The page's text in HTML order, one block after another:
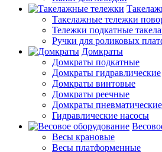
Такелажные тележки
Тележки подкатные
Ручки для роликовых
Домкраты
Домкраты подкатные
Домкраты гидравлические
Домкраты винтовые
Домкраты реечные
Домкраты пневматические
Гидравлические насосы
Весы крановые
Весы платформенные